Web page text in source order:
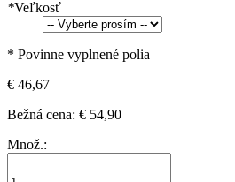
*Veľkosť
* Povinne vyplnené polia
€ 46,67
Bežná cena: € 54,90
Množ.: